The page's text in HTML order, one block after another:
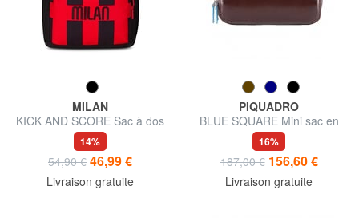
MILAN
KICK AND SCORE Sac à dos
extensible
14%
54,90 € 46,99 €
Livraison gratuite
PIQUADRO
BLUE SQUARE Mini sac en
cuir avec 3 zips
16%
187,00 € 156,60 €
Livraison gratuite